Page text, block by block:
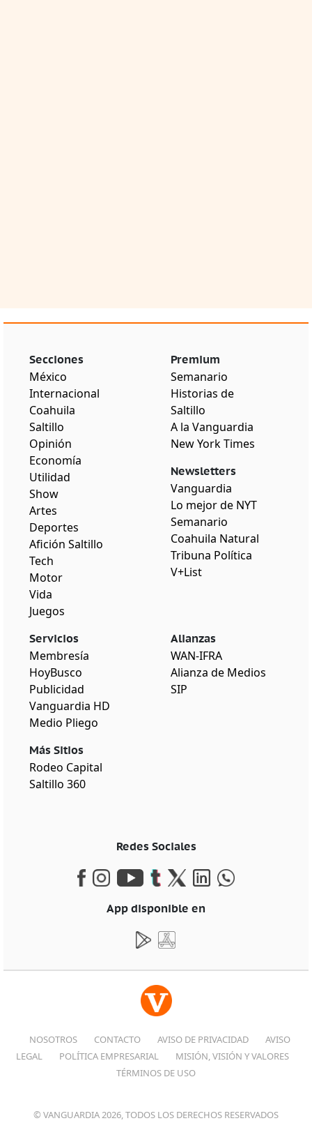
Secciones
México
Internacional
Coahuila
Saltillo
Opinión
Economía
Utilidad
Show
Artes
Deportes
Afición Saltillo
Tech
Motor
Vida
Juegos
Premium
Semanario
Historias de
Saltillo
A la Vanguardia
New York Times
Newsletters
Vanguardia
Lo mejor de NYT
Semanario
Coahuila Natural
Tribuna Política
V+List
Servicios
Membresía
HoyBusco
Publicidad
Vanguardia HD
Medio Pliego
Más Sitios
Rodeo Capital
Saltillo 360
Alianzas
WAN-IFRA
Alianza de Medios
SIP
Redes Sociales
App disponible en
NOSOTROS CONTACTO AVISO DE PRIVACIDAD
AVISO
LEGAL
POLÍTICA EMPRESARIAL
MISIÓN, VISIÓN Y VALORES
TÉRMINOS DE USO
© VANGUARDIA 2026, TODOS LOS DERECHOS RESERVADOS